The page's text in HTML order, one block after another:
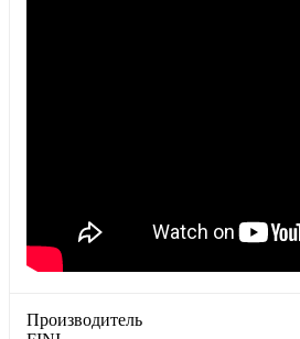
Производитель